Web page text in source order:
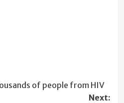
of people from HIV
Next: